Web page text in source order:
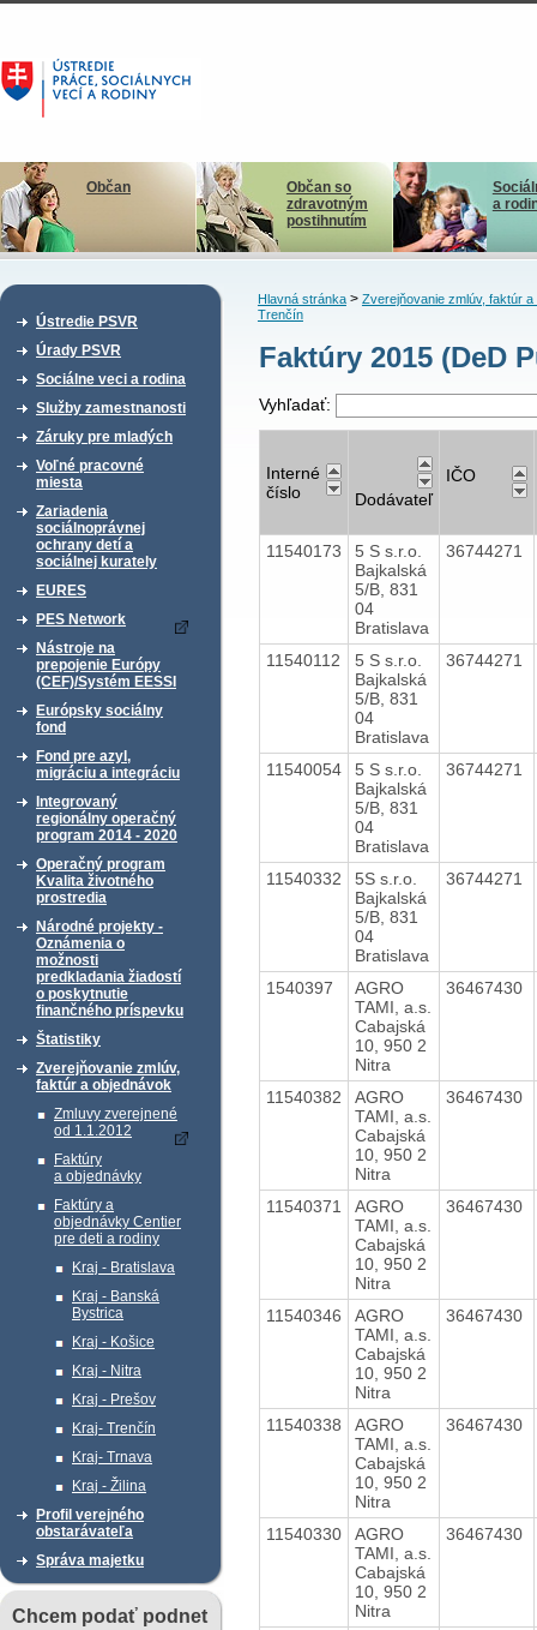
Občan
Občan so
zdravotným
postihnutím
a
Ústredie PSVR
Úrady PSVR
Sociálne veci a rodina
Služby zamestnanosti
Záruky pre mladých
Voľné pracovné
miesta
Zariadenia
sociálnoprávnej
ochrany detí a
sociálnej kurately
EURES
PES Network
Nástroje na
prepojenie Európy
(CEF)/Systém EESSI
Európsky sociálny
fond
Fond pre azyl,
migráciu a integráciu
Integrovaný
regionálny operačný
program 2014 - 2020
Operačný program
Kvalita životného
prostredia
Národné projekty -
Oznámenia o
možnosti
predkladania žiadostí
o poskytnutie
finančného príspevku
Štatistiky
Zverejňovanie zmlúv,
faktúr a objednávok
Zmluvy zverejnené
od 1.1.2012
Faktúry
a objednávky
Faktúry a
objednávky Centier
pre deti a rodiny
Kraj - Bratislava
Kraj - Banská
Bystrica
Kraj - Košice
Kraj - Nitra
Kraj - Prešov
Kraj- Trenčín
Kraj- Trnava
Kraj - Žilina
Profil verejného
obstarávateľa
Správa majetku
Chcem podať podnet
Hlavná stránka> Zverejňovanie zmlúv, faktúr a
Trenčín
Faktúry 2015 (DeD
Vyhľadať:
Interné
číslo
Dodávateľ
IČO
11540173
5 S s.r.o.
Bajkalská
5/B, 831
04
Bratislava
36744271
11540112
5 S s.r.o.
Bajkalská
5/B, 831
04
Bratislava
36744271
11540054
5 S s.r.o.
Bajkalská
5/B, 831
04
Bratislava
36744271
11540332
5S s.r.o.
Bajkalská
5/B, 831
04
Bratislava
36744271
1540397
AGRO
TAMI, a.s.
Cabajská
10, 950 2
Nitra
36467430
11540382
AGRO
TAMI, a.s.
Cabajská
10, 950 2
Nitra
36467430
11540371
AGRO
TAMI, a.s.
Cabajská
10, 950 2
Nitra
36467430
11540346
AGRO
TAMI, a.s.
Cabajská
10, 950 2
Nitra
36467430
11540338
AGRO
TAMI, a.s.
Cabajská
10, 950 2
Nitra
36467430
11540330
AGRO
TAMI, a.s.
Cabajská
10, 950 2
Nitra
36467430